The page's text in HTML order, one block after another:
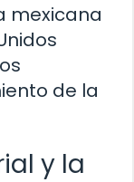
mexicana
de la
y la